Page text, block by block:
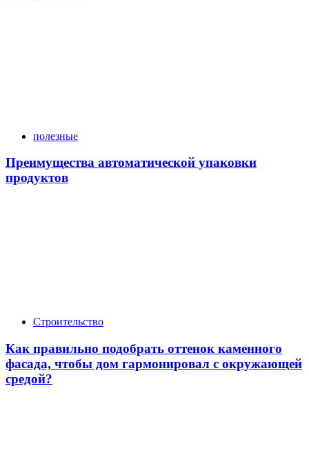
полезные
Преимущества автоматической упаковки
продуктов
Строительство
Как правильно подобрать оттенок каменного
фасада, чтобы дом гармонировал с окружающей
средой?